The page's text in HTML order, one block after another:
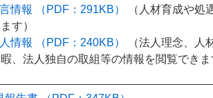
情報 （PDF：291KB）
（人材育成や処
す）
情報 （PDF：240KB）
（法人理念、人
、法人独自の取組等の情報を閲覧できま